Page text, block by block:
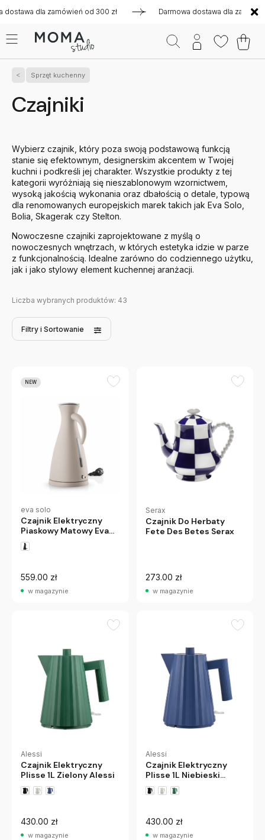
zamówień od 300 zł Darmowa dostawa dla zamówień od
Sprzęt kuchenny
Czajniki
Wybierz czajnik, który poza swoją podstawową funkcją
stanie się efektownym, designerskim akcentem w Twojej
kuchni i podkreśli jej charakter. Wszystkie produkty z tej
kategorii wyróżniają się nieszablonowym wzornictwem,
wysoką jakością wykonania oraz dbałością o detale, typową
dla renomowanych europejskich marek takich jak Eva Solo,
Bolia, Skagerak czy Stelton.
Nowoczesne czajniki zaprojektowane z myślą o
nowoczesnych wnętrzach, w których estetyka idzie w parze
z funkcjonalnością. Idealne zarówno do codziennego użytku,
jak i jako stylowy element kuchennej aranżacji.
Liczba wybranych produktów: 43
Filtry i Sortowanie
NEW
eva solo
Czajnik Elektryczny
Piaskowy Matowy Eva
Solo
559.00 zł
w magazynie
Serax
Czajnik Do Herbaty
Fete Des Betes Serax
273.00 zł
w magazynie
Alessi
Czajnik Elektryczny
Plisse 1L Zielony Alessi
430.00 zł
w magazynie
Alessi
Czajnik Elektryczny
Plisse 1L Niebieski
Alessi
430.00 zł
w magazynie